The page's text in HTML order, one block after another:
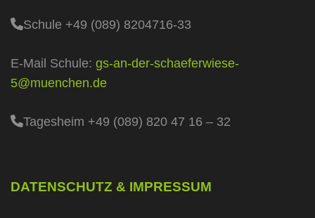
Schule +49 (089) 8204716-33
E-Mail Schule: gs-an-der-schaeferwiese-
5@muenchen.de
Tagesheim +49 (089) 820 47 16 – 32
DATENSCHUTZ & IMPRESSUM